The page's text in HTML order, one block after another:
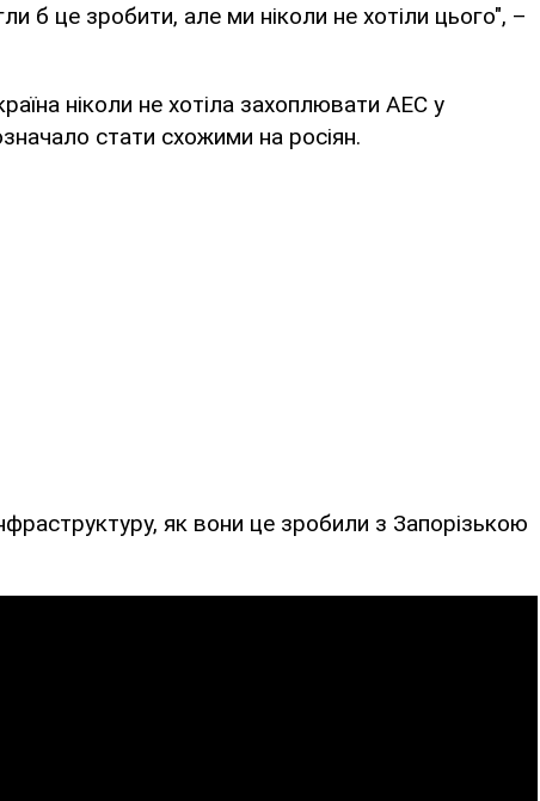
б це зробити, але ми ніколи не хотіли цього", –
ніколи не хотіла захоплювати АЕС у
стати схожими на росіян.
як вони це зробили з Запорізькою